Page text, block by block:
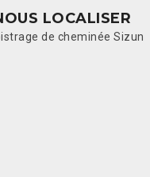
LOCALISER
de cheminée Sizun